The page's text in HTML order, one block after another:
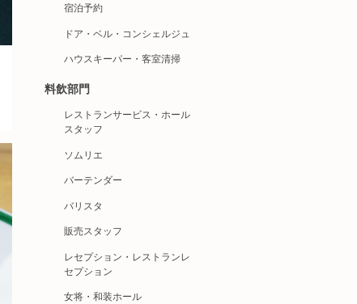
宿泊予約
ドア・ベル・コンシェルジュ
ハウスキーパー・客室清掃
料飲部門
レストランサービス・ホール
スタッフ
ソムリエ
バーテンダー
バリスタ
販売スタッフ
レセプション・レストランレ
セプション
女将・和装ホール